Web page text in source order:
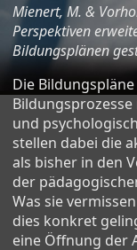
Mienert, M. &
Perspektiven
Bildungsplänen
Die
und
stellen dabei die
als bisher in den
der
Was sie
dies konkret
eine Öffnung der